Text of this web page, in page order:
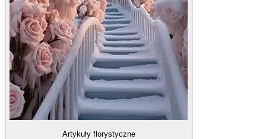
Artykuły florystyczne